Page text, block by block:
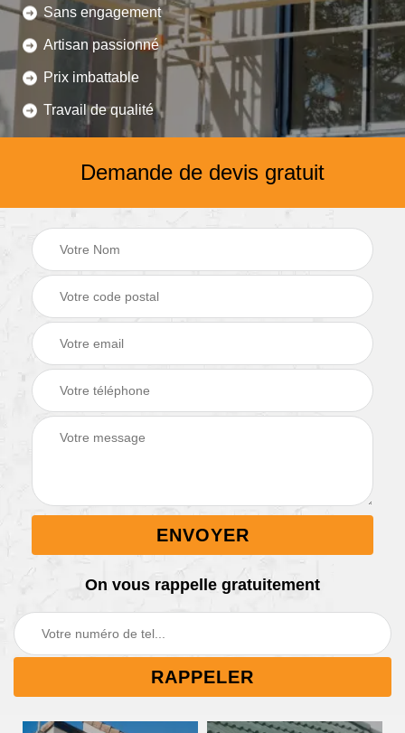
Sans engagement
Artisan passionné
Prix imbattable
Travail de qualité
Demande de devis gratuit
On vous rappelle gratuitement